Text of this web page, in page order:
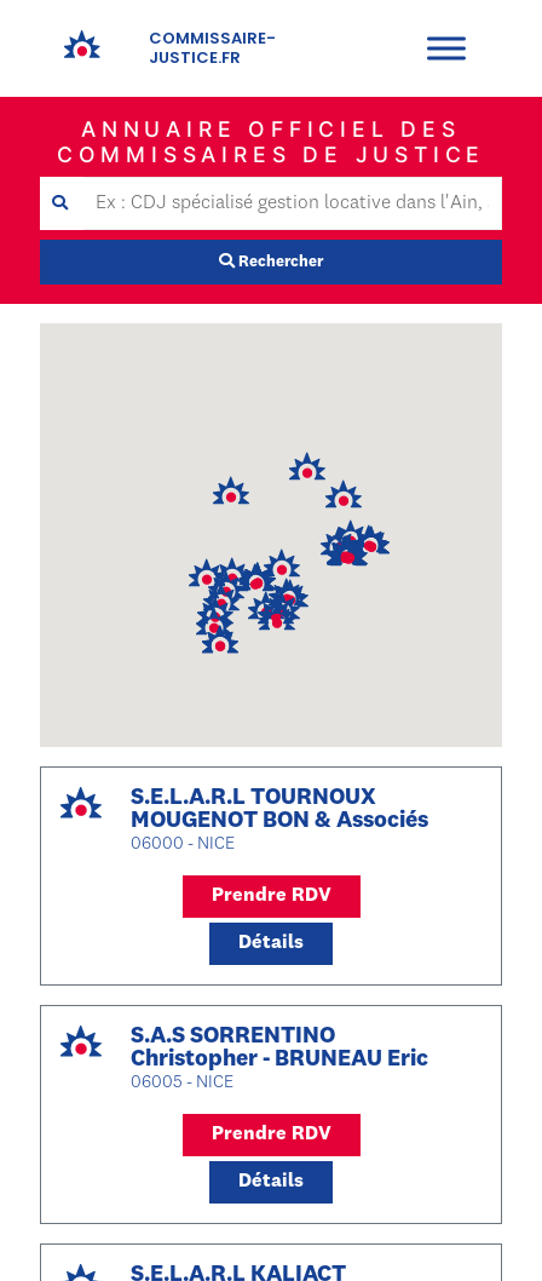
COMMISSAIRE-
JUSTICE.FR
ANNUAIRE OFFICIEL DES
COMMISSAIRES DE JUSTICE
Rechercher
S.E.L.A.R.L TOURNOUX
MOUGENOT BON & Associés
06000 - NICE
Prendre RDV
Détails
S.A.S SORRENTINO
Christopher - BRUNEAU Eric
06005 - NICE
Prendre RDV
Détails
S.E.L.A.R.L KALIACT